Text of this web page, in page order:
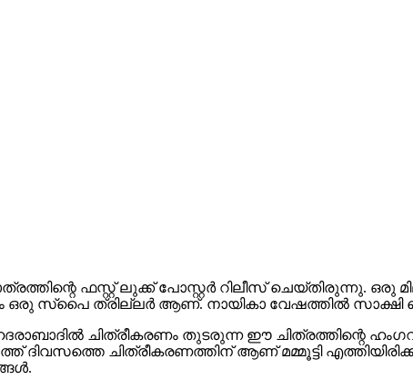
ഫസ്റ്റ് ലുക്ക് പോസ്റ്റർ റിലീസ് ചെയ്തിരുന്നു. ഒരു
ഒരു സ്പൈ ത്രില്ലർ ആണ്. നായികാ വേഷത്തിൽ
ചിത്രീകരണം തുടരുന്ന ഈ ചിത്രത്തിന്റെ
ദിവസത്തെ ചിത്രീകരണത്തിന് ആണ് മമ്മൂട്ടി